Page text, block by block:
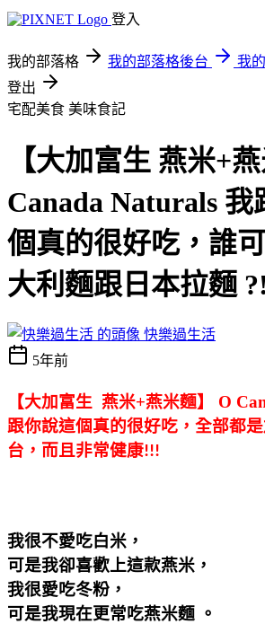
登入
我的部落格 我的部落格後台
我
登出
宅配美食 美味食記
【大加富生 燕米+
Canada Naturals 我
個真的很好吃，誰
大利麵跟日本拉麵 ?!
快樂過生活
5年前
【大加富生 燕米+燕米麵】 O
跟你說這個真的很好吃，全部都
台，而且非常健康!!!
我很不愛吃白米，
可是我卻喜歡上這款燕米，
我很愛吃冬粉，
可是我現在更常吃燕米麵 。